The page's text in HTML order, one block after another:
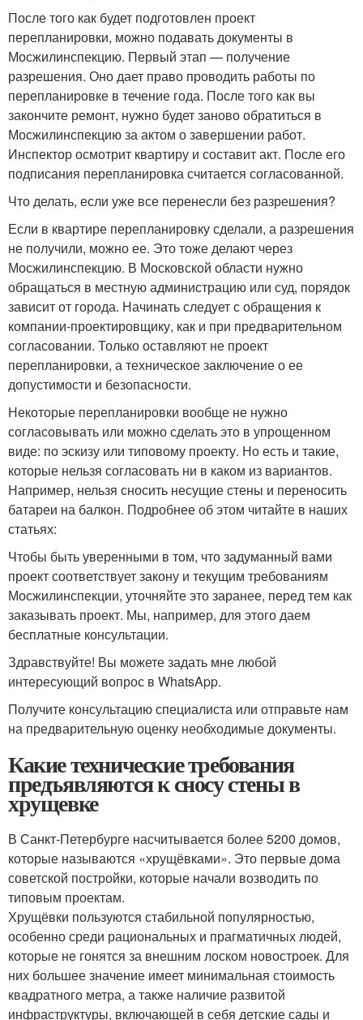
После того как будет подготовлен проект
перепланировки, можно подавать документы в
Мосжилинспекцию. Первый этап — получение
разрешения. Оно дает право проводить работы по
перепланировке в течение года. После того как вы
закончите ремонт, нужно будет заново обратиться в
Мосжилинспекцию за актом о завершении работ.
Инспектор осмотрит квартиру и составит акт. После его
подписания перепланировка считается согласованной.
Что делать, если уже все перенесли без разрешения?
Если в квартире перепланировку сделали, а разрешения
не получили, можно ее. Это тоже делают через
Мосжилинспекцию. В Московской области нужно
обращаться в местную администрацию или суд, порядок
зависит от города. Начинать следует с обращения к
компании-проектировщику, как и при предварительном
согласовании. Только оставляют не проект
перепланировки, а техническое заключение о ее
допустимости и безопасности.
Некоторые перепланировки вообще не нужно
согласовывать или можно сделать это в упрощенном
виде: по эскизу или типовому проекту. Но есть и такие,
которые нельзя согласовать ни в каком из вариантов.
Например, нельзя сносить несущие стены и переносить
батареи на балкон. Подробнее об этом читайте в наших
статьях:
Чтобы быть уверенными в том, что задуманный вами
проект соответствует закону и текущим требованиям
Мосжилинспекции, уточняйте это заранее, перед тем как
заказывать проект. Мы, например, для этого даем
бесплатные консультации.
Здравствуйте! Вы можете задать мне любой
интересующий вопрос в WhatsApp.
Получите консультацию специалиста или отправьте нам
на предварительную оценку необходимые документы.
Какие технические требования
предъявляются к сносу стены в
хрущевке
В Санкт-Петербурге насчитывается более 5200 домов,
которые называются «хрущёвками». Это первые дома
советской постройки, которые начали возводить по
типовым проектам.
Хрущёвки пользуются стабильной популярностью,
особенно среди рациональных и прагматичных людей,
которые не гонятся за внешним лоском новостроек. Для
них большее значение имеет минимальная стоимость
квадратного метра, а также наличие развитой
инфраструктуры, включающей в себя детские сады и